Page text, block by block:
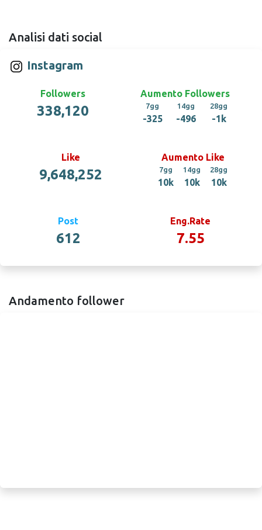
Analisi dati social
Instagram
Followers
338,120
Aumento Followers
7gg
-325
14gg
-496
28gg
-1k
Like
9,648,252
Aumento Like
7gg
10k
14gg
10k
28gg
10k
Post
612
Eng.Rate
7.55
Andamento follower